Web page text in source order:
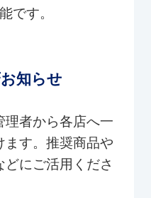
です。
知らせ
理者から各店へ一
ます。推奨商品や
にご活用くださ